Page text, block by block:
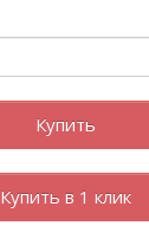
Купить
Купить в 1 клик